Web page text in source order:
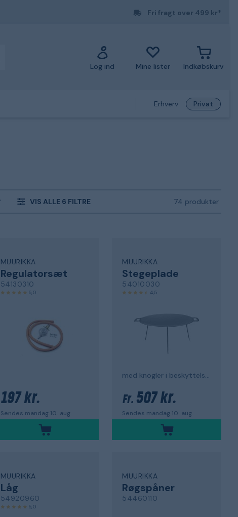
Fri fragt over 499 kr*
Log ind Mine lister Indkøbskurv
Erhverv Privat
VIS ALLE 6 FILTRE 74 produkter
MUURIKKA
Regulatorsæt
54130310
5,0
197 kr.
Sendes mandag 10. aug.
MUURIKKA
Stegeplade
54010030
4,5
med knogler i beskyttelsespose
Fr. 507 kr.
Sendes mandag 10. aug.
MUURIKKA
Låg
54920960
5,0
MUURIKKA
Røgspåner
54460110